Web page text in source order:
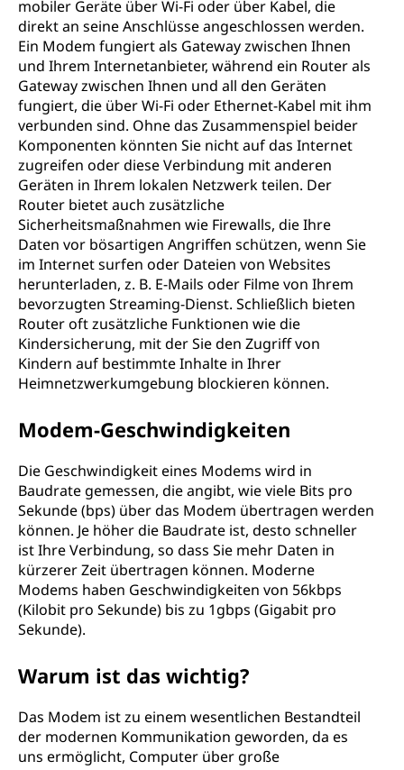
mobiler Geräte über Wi-Fi oder über Kabel, die
direkt an seine Anschlüsse angeschlossen werden.
Ein Modem fungiert als Gateway zwischen Ihnen
und Ihrem Internetanbieter, während ein Router als
Gateway zwischen Ihnen und all den Geräten
fungiert, die über Wi-Fi oder Ethernet-Kabel mit ihm
verbunden sind. Ohne das Zusammenspiel beider
Komponenten könnten Sie nicht auf das Internet
zugreifen oder diese Verbindung mit anderen
Geräten in Ihrem lokalen Netzwerk teilen. Der
Router bietet auch zusätzliche
Sicherheitsmaßnahmen wie Firewalls, die Ihre
Daten vor bösartigen Angriffen schützen, wenn Sie
im Internet surfen oder Dateien von Websites
herunterladen, z. B. E-Mails oder Filme von Ihrem
bevorzugten Streaming-Dienst. Schließlich bieten
Router oft zusätzliche Funktionen wie die
Kindersicherung, mit der Sie den Zugriff von
Kindern auf bestimmte Inhalte in Ihrer
Heimnetzwerkumgebung blockieren können.
Modem-Geschwindigkeiten
Die Geschwindigkeit eines Modems wird in
Baudrate gemessen, die angibt, wie viele Bits pro
Sekunde (bps) über das Modem übertragen werden
können. Je höher die Baudrate ist, desto schneller
ist Ihre Verbindung, so dass Sie mehr Daten in
kürzerer Zeit übertragen können. Moderne
Modems haben Geschwindigkeiten von 56kbps
(Kilobit pro Sekunde) bis zu 1gbps (Gigabit pro
Sekunde).
Warum ist das wichtig?
Das Modem ist zu einem wesentlichen Bestandteil
der modernen Kommunikation geworden, da es
uns ermöglicht, Computer über große